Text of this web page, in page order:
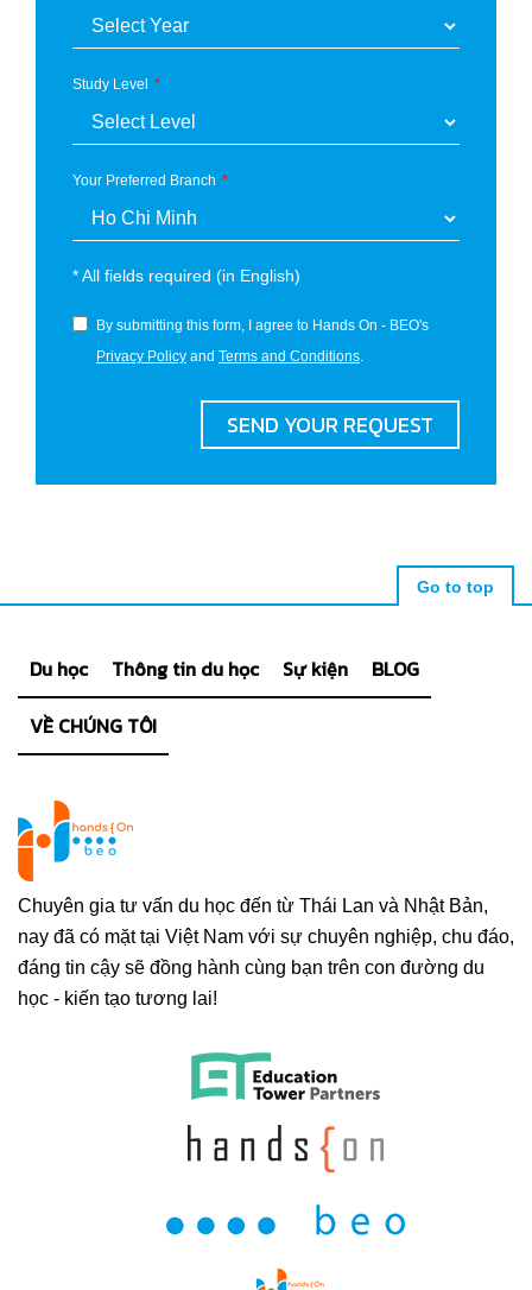
Study Level
Your Preferred Branch
*All fields required (in English)
By submitting this form, I agree to Hands On - BEO's
Privacy Policy and Terms and Conditions.
SEND YOUR REQUEST
Go to top
Chuyên gia tư vấn du học đến từ Thái Lan và Nhật Bản,
nay đã có mặt tại Việt Nam với sự chuyên nghiệp, chu đáo,
đáng tin cậy sẽ đồng hành cùng bạn trên con đường du
học - kiến tạo tương lai!
Du học Thông tin du học Sự kiện
BLOG
VỀ CHÚNG TÔI